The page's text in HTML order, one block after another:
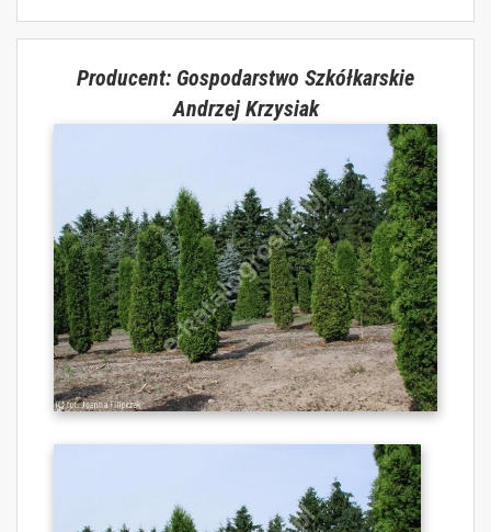
Producent: Gospodarstwo Szkółkarskie
Andrzej Krzysiak